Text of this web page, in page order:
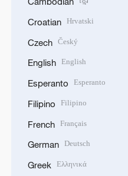
Croatian Hrvatski
Czech Český
English English
Esperanto Esperanto
Filipino Filipino
French Français
German Deutsch
Greek Ελληνικά